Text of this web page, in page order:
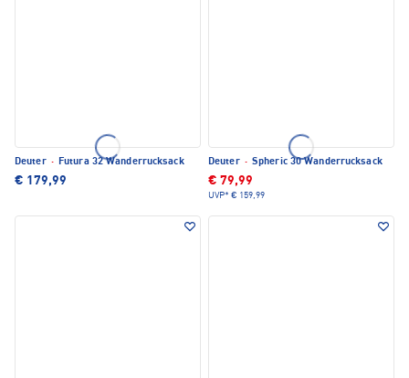
Deuter · Futura 32 Wanderrucksack
€ 179,99
Deuter · Spheric 30 Wanderrucksack
€ 79,99
UVP* € 159,99